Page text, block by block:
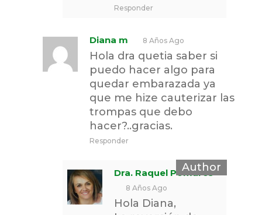
Responder
Diana m 8 Años Ago
Hola dra quetia saber si
puedo hacer algo para
quedar embarazada ya
que me hize cauterizar las
trompas que debo
hacer?..gracias.
Responder
Dra. Raquel Pomares
8 Años Ago
Hola Diana,